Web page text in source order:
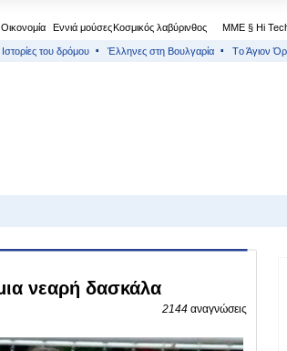
Οικονομία Εννιά μούσεςΚοσμικός λαβύρινθος МΜΕ § Hi
Ιστορίες του δρόμου Έλληνες στη Βουλγαρία Тο Άγιον
νεαρή δασκάλα
2144 αναγνώσεις